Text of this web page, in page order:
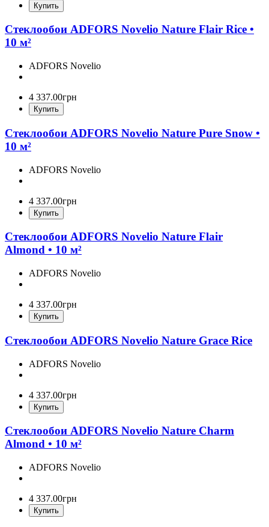
Купить
Стеклообои ADFORS Novelio Nature Flair Rice •
10 м²
ADFORS Novelio
4 337.00грн
Купить
Стеклообои ADFORS Novelio Nature Pure Snow •
10 м²
ADFORS Novelio
4 337.00грн
Купить
Стеклообои ADFORS Novelio Nature Flair
Almond • 10 м²
ADFORS Novelio
4 337.00грн
Купить
Стеклообои ADFORS Novelio Nature Grace Rice
ADFORS Novelio
4 337.00грн
Купить
Стеклообои ADFORS Novelio Nature Charm
Almond • 10 м²
ADFORS Novelio
4 337.00грн
Купить